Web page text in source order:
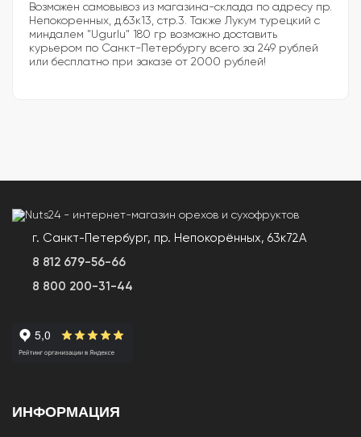
Возможен самовывоз из магазина-склада по адресу пр.
Непокоренных, д.63к13, стр.3. Также Лукум турецкий с
миндалем "Ugurlu" 180 гр возможно доставить
курьером по Санкт-Петербургу всего за 249 рублей
или бесплатно при заказе от 2000 рублей!
г. Санкт-Петербург, пр. Непокорённых, 63к72А
8 812 679-56-66
8 800 200-31-44
ИНФОРМАЦИЯ